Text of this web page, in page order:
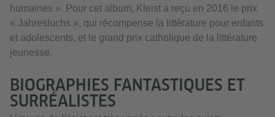
humaines ». Pour cet album, Kleist a reçu en 2016 le prix
« Jahresluchs », qui récompense la littérature pour enfants
et adolescents, et le grand prix catholique de la littérature
jeunesse.
BIOGRAPHIES FANTASTIQUES ET
SURRÉALISTES